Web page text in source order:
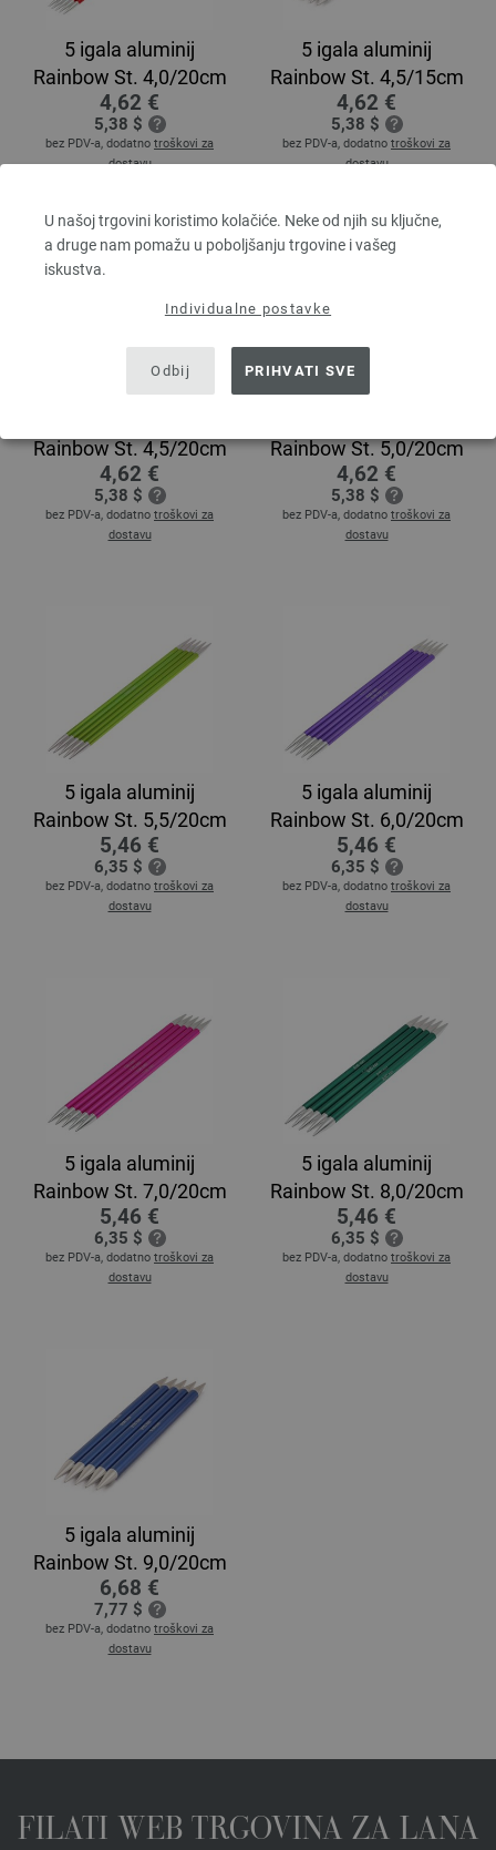
U našoj trgovini koristimo kolačiće. Neke od njih su ključne,
a druge nam pomažu u poboljšanju trgovine i vašeg
iskustva.
Individualne postavke
Odbij PRIHVATI SVE
5 igala aluminij
Rainbow St. 4,0/20cm
4,62 €
5,38 $
bez PDV-a, dodatno troškovi za
dostavu
5 igala aluminij
Rainbow St. 4,5/15cm
4,62 €
5,38 $
bez PDV-a, dodatno troškovi za
dostavu
Rainbow St. 4,5/20cm
4,62 €
5,38 $
bez PDV-a, dodatno troškovi za
dostavu
Rainbow St. 5,0/20cm
4,62 €
5,38 $
bez PDV-a, dodatno troškovi za
dostavu
5 igala aluminij
Rainbow St. 5,5/20cm
5,46 €
6,35 $
bez PDV-a, dodatno troškovi za
dostavu
5 igala aluminij
Rainbow St. 6,0/20cm
5,46 €
6,35 $
bez PDV-a, dodatno troškovi za
dostavu
5 igala aluminij
Rainbow St. 7,0/20cm
5,46 €
6,35 $
bez PDV-a, dodatno troškovi za
dostavu
5 igala aluminij
Rainbow St. 8,0/20cm
5,46 €
6,35 $
bez PDV-a, dodatno troškovi za
dostavu
5 igala aluminij
Rainbow St. 9,0/20cm
6,68 €
7,77 $
bez PDV-a, dodatno troškovi za
dostavu
FILATI WEB TRGOVINA ZA LANA